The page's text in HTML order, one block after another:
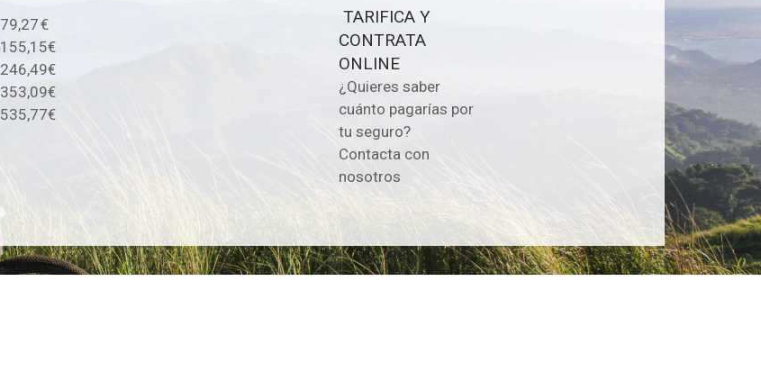
79,27 €
155,15€
246,49€
353,09€
535,77€
TARIFICA Y
CONTRATA
ONLINE
¿Quieres saber
cuánto pagarías por
tu seguro?
Contacta con
nosotros